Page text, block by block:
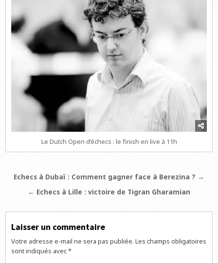
Le Dutch Open d’échecs : le finish en live à 11h
Navigation
Echecs à Dubaï : Comment gagner face à Berezina ? →
← Echecs à Lille : victoire de Tigran Gharamian
Laisser un commentaire
Votre adresse e-mail ne sera pas publiée. Les champs obligatoires
sont indiqués avec*